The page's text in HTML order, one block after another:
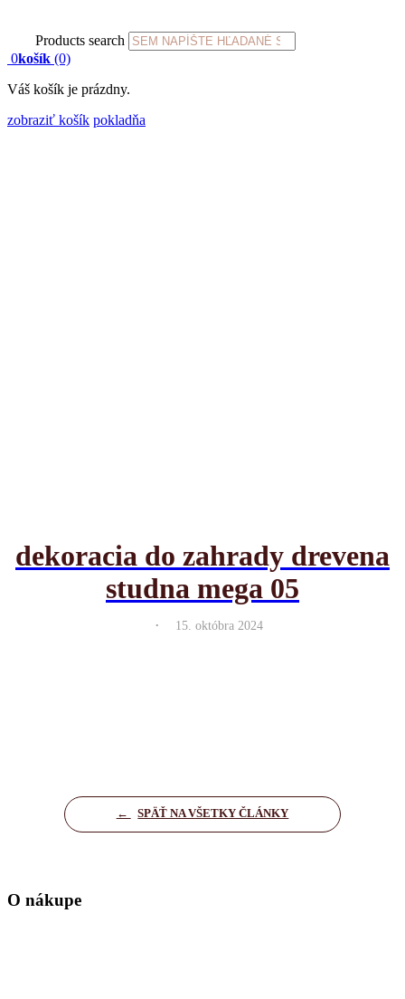
Products search
0košík (0)
Váš košík je prázdny.
zobraziť košík pokladňa
dekoracia do zahrady drevena
studna mega 05
. 15. októbra 2024
← SPÄŤ NA VŠETKY ČLÁNKY
O nákupe